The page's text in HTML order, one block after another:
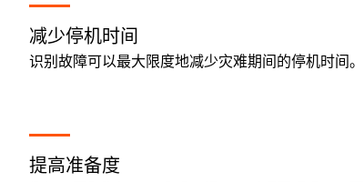
减少停机时间
识别故障可以最大限度地减少灾难期间的停机时间。
提高准备度